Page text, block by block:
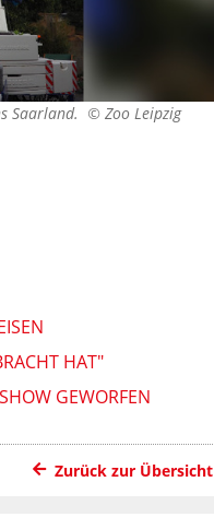
Saarland. © Zoo Leipzig
HAT"
GEWORFEN
Zurück zur Übersicht